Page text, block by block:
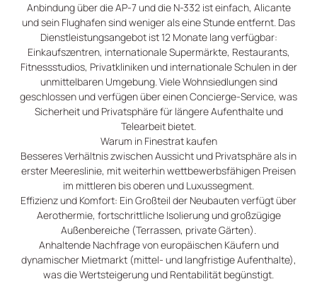
Anbindung über die AP-7 und die N-332 ist einfach, Alicante
und sein Flughafen sind weniger als eine Stunde entfernt. Das
Dienstleistungsangebot ist 12 Monate lang verfügbar:
Einkaufszentren, internationale Supermärkte, Restaurants,
Fitnessstudios, Privatkliniken und internationale Schulen in der
unmittelbaren Umgebung. Viele Wohnsiedlungen sind
geschlossen und verfügen über einen Concierge-Service, was
Sicherheit und Privatsphäre für längere Aufenthalte und
Telearbeit bietet.
Warum in Finestrat kaufen
Besseres Verhältnis zwischen Aussicht und Privatsphäre als in
erster Meereslinie, mit weiterhin wettbewerbsfähigen Preisen
im mittleren bis oberen und Luxussegment.
Effizienz und Komfort: Ein Großteil der Neubauten verfügt über
Aerothermie, fortschrittliche Isolierung und großzügige
Außenbereiche (Terrassen, private Gärten).
Anhaltende Nachfrage von europäischen Käufern und
dynamischer Mietmarkt (mittel- und langfristige Aufenthalte),
was die Wertsteigerung und Rentabilität begünstigt.